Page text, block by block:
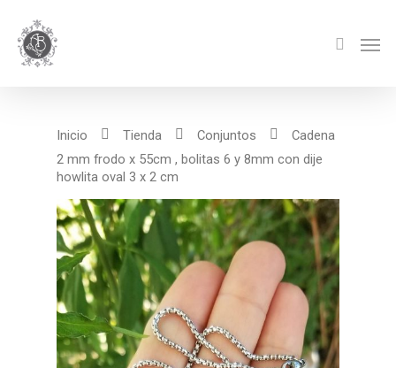
Inicio Tienda Conjuntos
Cadena
2 mm frodo x 55cm , bolitas 6 y 8mm con dije
howlita oval 3 x 2 cm